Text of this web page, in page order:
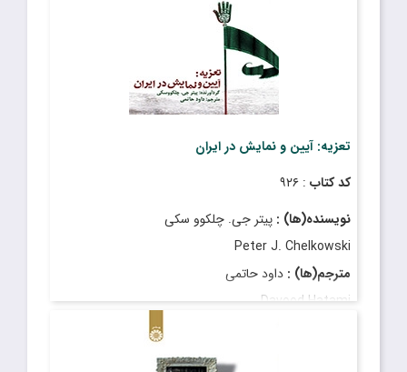
تعزیه: آیین و نمایش در ایران
کد کتاب : ۹۲۶
نویسنده(ها) : پیتر جى. چلکوو سکى
Peter J. Chelkowski
مترجم(ها) : داود حاتمى
Davood Hatami